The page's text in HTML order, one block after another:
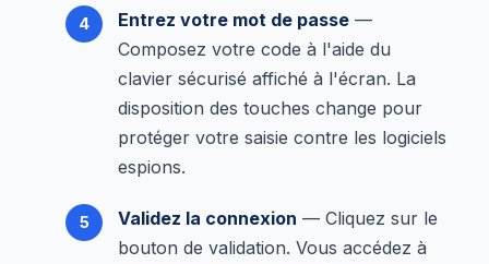
Entrez votre mot de passe —
Composez votre code à l'aide du
clavier sécurisé affiché à l'écran. La
disposition des touches change pour
protéger votre saisie contre les logiciels
espions.
Validez la connexion — Cliquez sur le
bouton de validation. Vous accédez à